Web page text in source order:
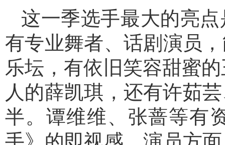
这一季选手最大的亮
有专业舞者、话剧演员
乐坛，有依旧笑容甜蜜
人的薛凯琪，还有许茹
半。谭维维、张蔷等有